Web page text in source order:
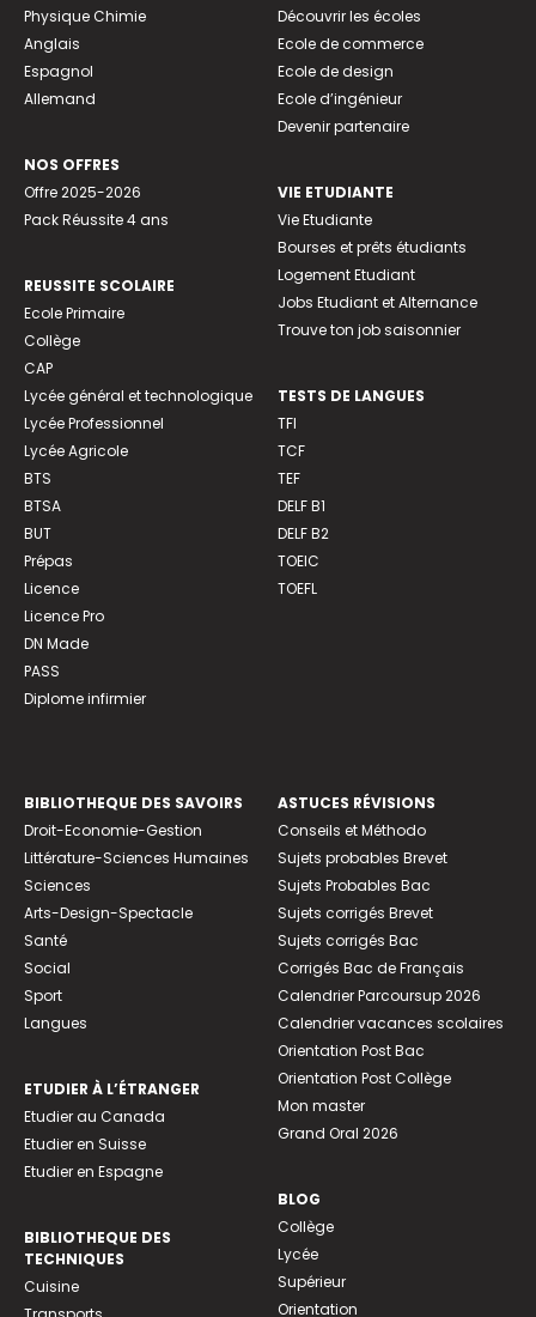
Physique Chimie
Anglais
Espagnol
Allemand
NOS OFFRES
Offre 2025-2026
Pack Réussite 4 ans
REUSSITE SCOLAIRE
Ecole Primaire
Collège
CAP
Lycée général et technologique
Lycée Professionnel
Lycée Agricole
BTS
BTSA
BUT
Prépas
Licence
Licence Pro
DN Made
PASS
Diplome infirmier
Découvrir les écoles
Ecole de commerce
Ecole de design
Ecole d’ingénieur
Devenir partenaire
VIE ETUDIANTE
Vie Etudiante
Bourses et prêts étudiants
Logement Etudiant
Jobs Etudiant et Alternance
Trouve ton job saisonnier
TESTS DE LANGUES
TFI
TCF
TEF
DELF B1
DELF B2
TOEIC
TOEFL
BIBLIOTHEQUE DES SAVOIRS
Droit-Economie-Gestion
Littérature-Sciences Humaines
Sciences
Arts-Design-Spectacle
Santé
Social
Sport
Langues
ETUDIER À L’ÉTRANGER
Etudier au Canada
Etudier en Suisse
Etudier en Espagne
BIBLIOTHEQUE DES
TECHNIQUES
Cuisine
ASTUCES RÉVISIONS
Conseils et Méthodo
Sujets probables Brevet
Sujets Probables Bac
Sujets corrigés Brevet
Sujets corrigés Bac
Corrigés Bac de Français
Calendrier Parcoursup 2026
Calendrier vacances scolaires
Orientation Post Bac
Orientation Post Collège
Mon master
Grand Oral 2026
BLOG
Collège
Lycée
Supérieur
Orientation